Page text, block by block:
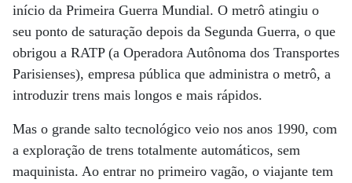
início da Primeira Guerra Mundial. O metrô atingiu o
seu ponto de saturação depois da Segunda Guerra, o que
obrigou a RATP (a Operadora Autônoma dos Transportes
Parisienses), empresa pública que administra o metrô, a
introduzir trens mais longos e mais rápidos.
Mas o grande salto tecnológico veio nos anos 1990, com
a exploração de trens totalmente automáticos, sem
maquinista. Ao entrar no primeiro vagão, o viajante tem